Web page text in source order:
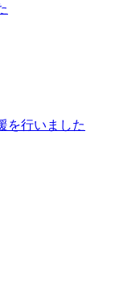
を行いました